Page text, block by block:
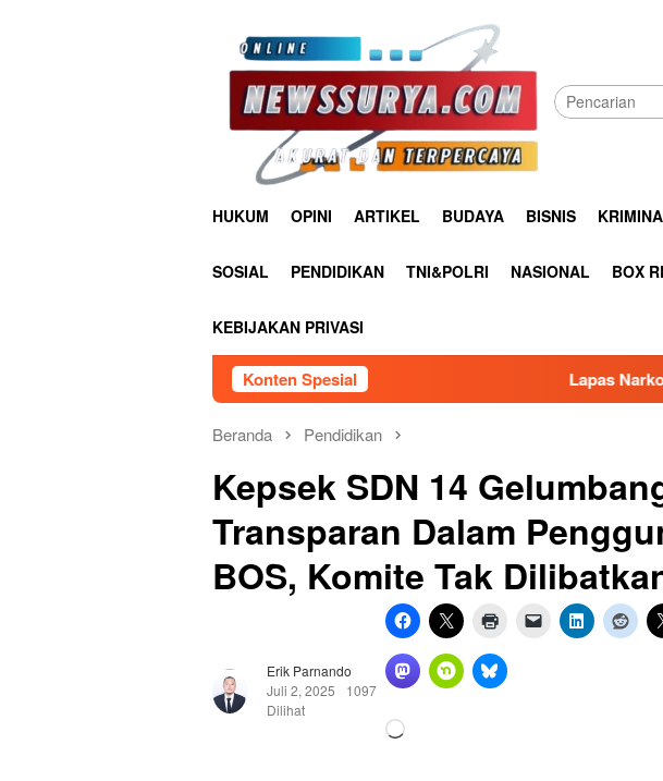
HUKUM OPINI ARTIKEL BUDAYA BISNIS
SOSIAL PENDIDIKAN TNI&POLRI NASIONAL BOX
KEBIJAKAN PRIVASI
Konten Spesial Lapas Narkotika Rumbai Gelar
Beranda Pendidikan
Kepsek SDN 14
Transparan Dalam
BOS, Komite Tak
Erik Parnando
Juli 2, 2025
1097
Dilihat